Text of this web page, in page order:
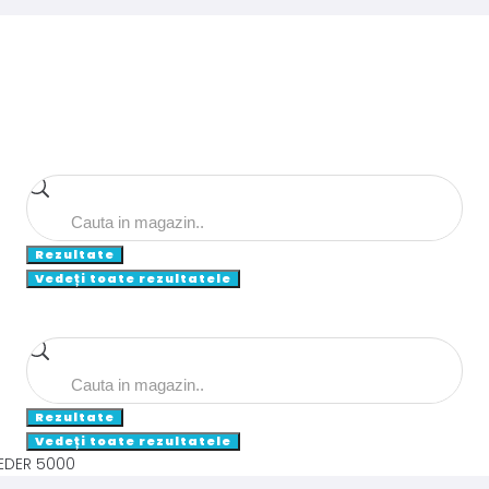
Search
...
Rezultate
Vedeți toate rezultatele
Search
...
Rezultate
Vedeți toate rezultatele
5000